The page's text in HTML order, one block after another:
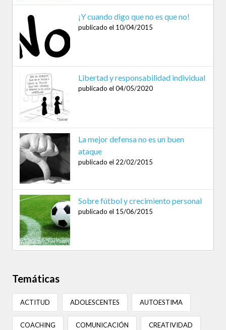
¡Y cuando digo que no es que no!
publicado el 10/04/2015
Libertad y responsabilidad individual
publicado el 04/05/2020
La mejor defensa no es un buen
ataque
publicado el 22/02/2015
Sobre fútbol y crecimiento personal
publicado el 15/06/2015
Temáticas
ACTITUD ADOLESCENTES AUTOESTIMA
COACHING COMUNICACIÓN CREATIVIDAD